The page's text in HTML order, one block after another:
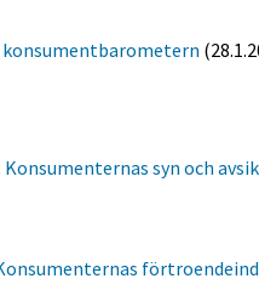
konsumentbarometern
syn och